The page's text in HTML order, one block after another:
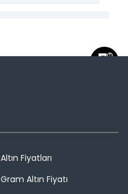
Altın Fiyatları
Gram Altın Fiyatı